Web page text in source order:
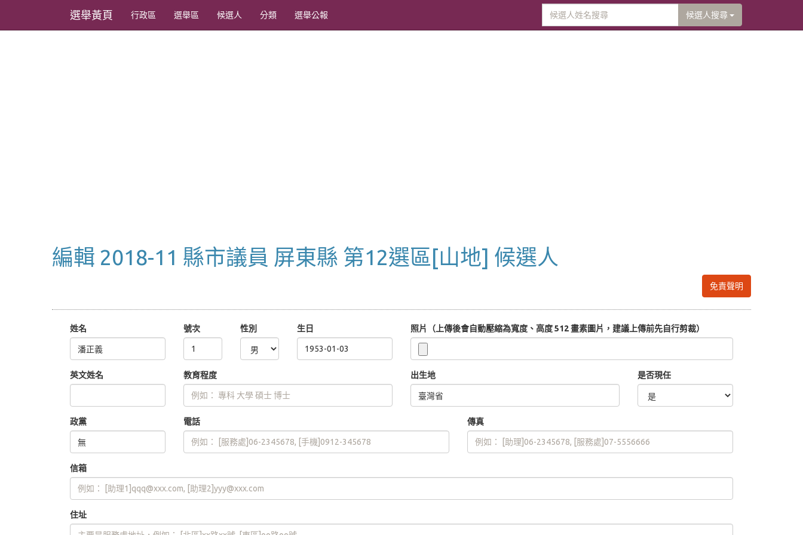
選舉黃頁 行政區 選舉區 候選人 分類 選舉公報 候選人搜尋
編輯 2018-11 縣市議員 屏東縣 第12選區[山地] 候選人
免責聲明
姓名 號次 性別 生日 照片（上傳後會自動壓縮為寬度、高度 512 畫素圖片，建議上傳前先自行剪裁）
英文姓名 教育程度 出生地 是否現任
政黨 電話 傳真
信箱
住址